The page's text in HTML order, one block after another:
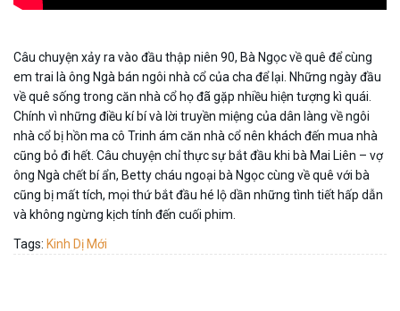
Câu chuyện xảy ra vào đầu thập niên 90, Bà Ngọc về quê để cùng
em trai là ông Ngà bán ngôi nhà cổ của cha để lại. Những ngày đầu
về quê sống trong căn nhà cổ họ đã gặp nhiều hiện tượng kì quái.
Chính vì những điều kí bí và lời truyền miệng của dân làng về ngôi
nhà cổ bị hồn ma cô Trinh ám căn nhà cổ nên khách đến mua nhà
cũng bỏ đi hết. Câu chuyện chỉ thực sự bắt đầu khi bà Mai Liên – vợ
ông Ngà chết bí ẩn, Betty cháu ngoại bà Ngọc cùng về quê với bà
cũng bị mất tích, mọi thứ bắt đầu hé lộ dần những tình tiết hấp dẫn
và không ngừng kịch tính đến cuối phim.
Tags: Kinh Dị Mới